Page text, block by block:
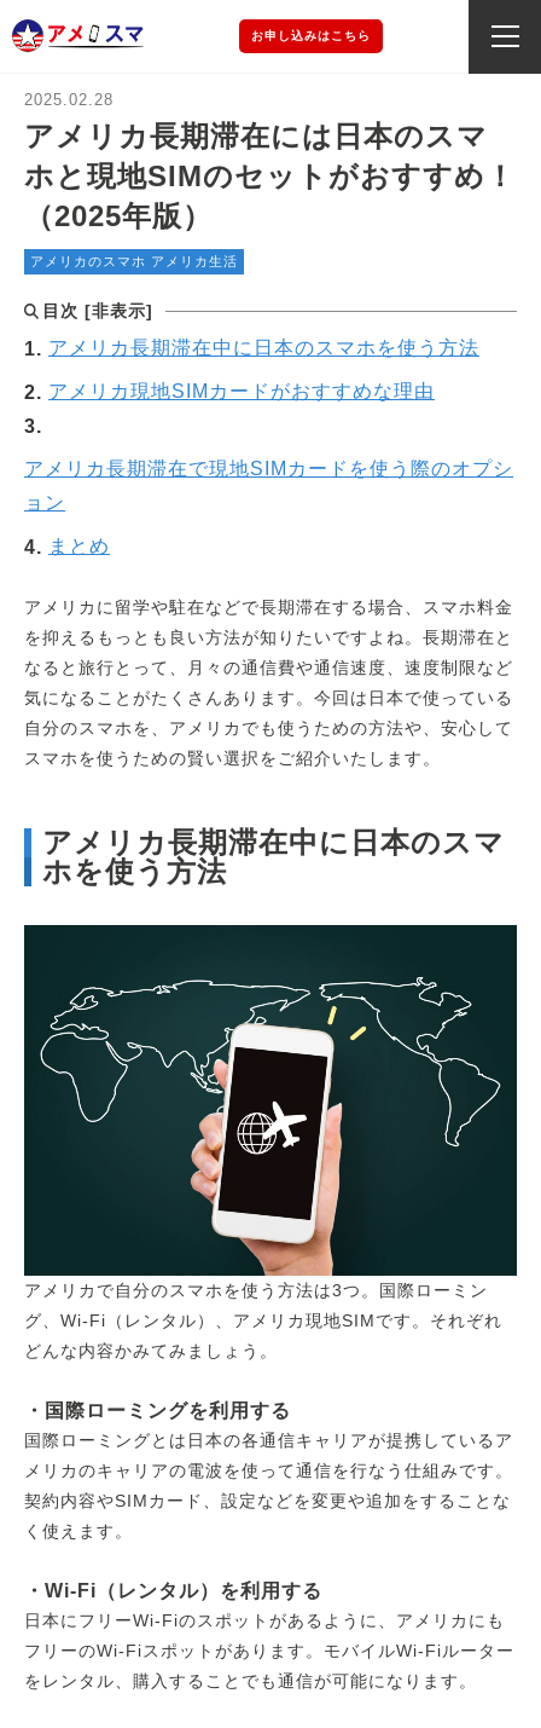
お申し込みはこちら
2025.02.28
アメリカ長期滞在には日本のスマ
ホと現地SIMのセットがおすすめ！
（2025年版）
アメリカのスマホ アメリカ生活
目次 [非表示]
アメリカ長期滞在中に日本のスマホを使う方法
アメリカ現地SIMカードがおすすめな理由
アメリカ長期滞在で現地SIMカードを使う際のオプシ
ョン
まとめ
アメリカに留学や駐在などで長期滞在する場合、スマホ料金
を抑えるもっとも良い方法が知りたいですよね。長期滞在と
なると旅行とって、月々の通信費や通信速度、速度制限など
気になることがたくさんあります。今回は日本で使っている
自分のスマホを、アメリカでも使うための方法や、安心して
スマホを使うための賢い選択をご紹介いたします。
アメリカ長期滞在中に日本のスマ
ホを使う方法
アメリカで自分のスマホを使う方法は3つ。国際ローミン
グ、Wi-Fi（レンタル）、アメリカ現地SIMです。それぞれ
どんな内容かみてみましょう。
・国際ローミングを利用する
国際ローミングとは日本の各通信キャリアが提携しているア
メリカのキャリアの電波を使って通信を行なう仕組みです。
契約内容やSIMカード、設定などを変更や追加をすることな
く使えます。
・Wi-Fi（レンタル）を利用する
日本にフリーWi-Fiのスポットがあるように、アメリカにも
フリーのWi-Fiスポットがあります。モバイルWi-Fiルーター
をレンタル、購入することでも通信が可能になります。